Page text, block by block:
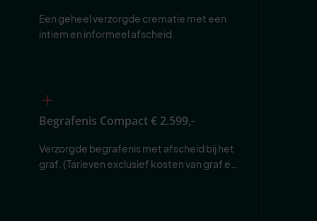
Een geheel verzorgde crematie met een
intiem en informeel afscheid.
Begrafenis Compact€ 2.599,-
Verzorgde begrafenis met afscheid bij het
graf. (Tarieven exclusief kosten van graf en